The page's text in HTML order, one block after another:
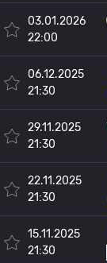
03.01.2026
22:00
06.12.2025
21:30
29.11.2025
21:30
22.11.2025
21:30
15.11.2025
21:30